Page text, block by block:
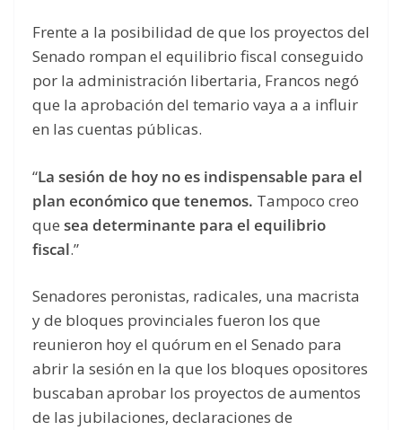
Frente a la posibilidad de que los proyectos del
Senado rompan el equilibrio fiscal conseguido
por la administración libertaria, Francos negó
que la aprobación del temario vaya a a influir
en las cuentas públicas.
“La sesión de hoy no es indispensable para el
plan económico que tenemos. Tampoco creo
que sea determinante para el equilibrio
fiscal.”
Senadores peronistas, radicales, una macrista
y de bloques provinciales fueron los que
reunieron hoy el quórum en el Senado para
abrir la sesión en la que los bloques opositores
buscaban aprobar los proyectos de aumentos
de las jubilaciones, declaraciones de